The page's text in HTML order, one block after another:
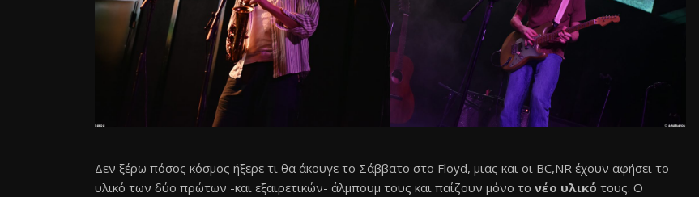
Δεν ξέρω πόσος κόσμος ήξερε τι θα άκουγε το Σάββατο στο Floyd, μιας και οι BC,NR έχουν αφήσει το
υλικό των δύο πρώτων -και εξαιρετικών- άλμπουμ τους και παίζουν μόνο το νέο υλικό τους. Ο